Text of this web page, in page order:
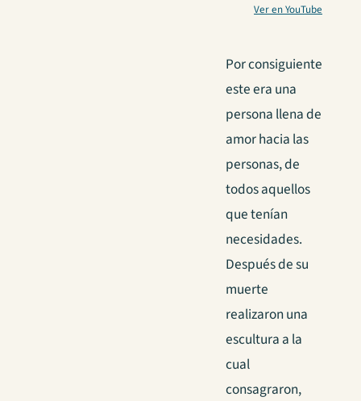
Ver en YouTube
Por consiguiente
este era una
persona llena de
amor hacia las
personas, de
todos aquellos
que tenían
necesidades.
Después de su
muerte
realizaron una
escultura a la
cual
consagraron,